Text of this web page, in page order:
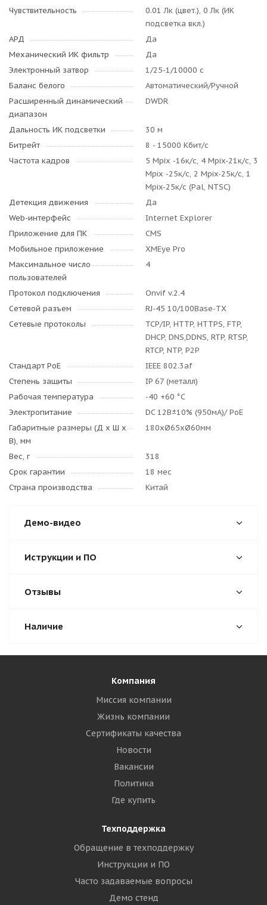
Чувствительность
0.01 Лк (цвет.), 0 Лк (ИК
подсветка вкл.)
АРД
Да
Механический ИК фильтр
Да
Электронный затвор
1/25-1/10000 с
Баланс белого
Автоматический/Ручной
Расширенный динамический
диапазон
DWDR
Дальность ИК подсветки
30 м
Битрейт
8 - 15000 Кбит/с
Частота кадров
5 Mpix -16к/с, 4 Mpix-21к/с, 3
Mpix -25к/с, 2 Mpix-25к/с, 1
Mpix-25к/с (Pal, NTSC)
Детекция движения
Да
Web-интерфейс
Internet Explorer
Приложение для ПК
CMS
Мобильное приложение
XMEye Pro
Максимальное число
пользователей
4
Протокол подключения
Onvif v.2.4
Сетевой разъем
RJ-45 10/100Base-TX
Сетевые протоколы
TCP/IP, HTTP, HTTPS, FTP,
DHCP, DNS,DDNS, RTP, RTSP,
RTCP, NTP, P2P
Стандарт PoE
IEEE 802.3af
Степень защиты
IP 67 (металл)
Рабочая температура
-40 +60 °C
Электропитание
DC 12B±10% (950мА)/ PoE
Габаритные размеры (Д x Ш x
В), мм
180хØ65хØ60мм
Вес, г
318
Срок гарантии
18 мес
Страна производства
Китай
Демо-видео
Иструкции и ПО
Отзывы
Наличие
Компания
Миссия компании
Жизнь компании
Сертификаты качества
Новости
Вакансии
Политика
Где купить
Техподдержка
Обращение в техподдержку
Инструкции и ПО
Часто задаваемые вопросы
Демо стенд